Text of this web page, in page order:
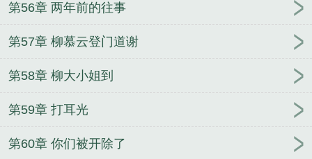
第56章 两年前的往事
第57章 柳慕云登门道谢
第58章 柳大小姐到
第59章 打耳光
第60章 你们被开除了